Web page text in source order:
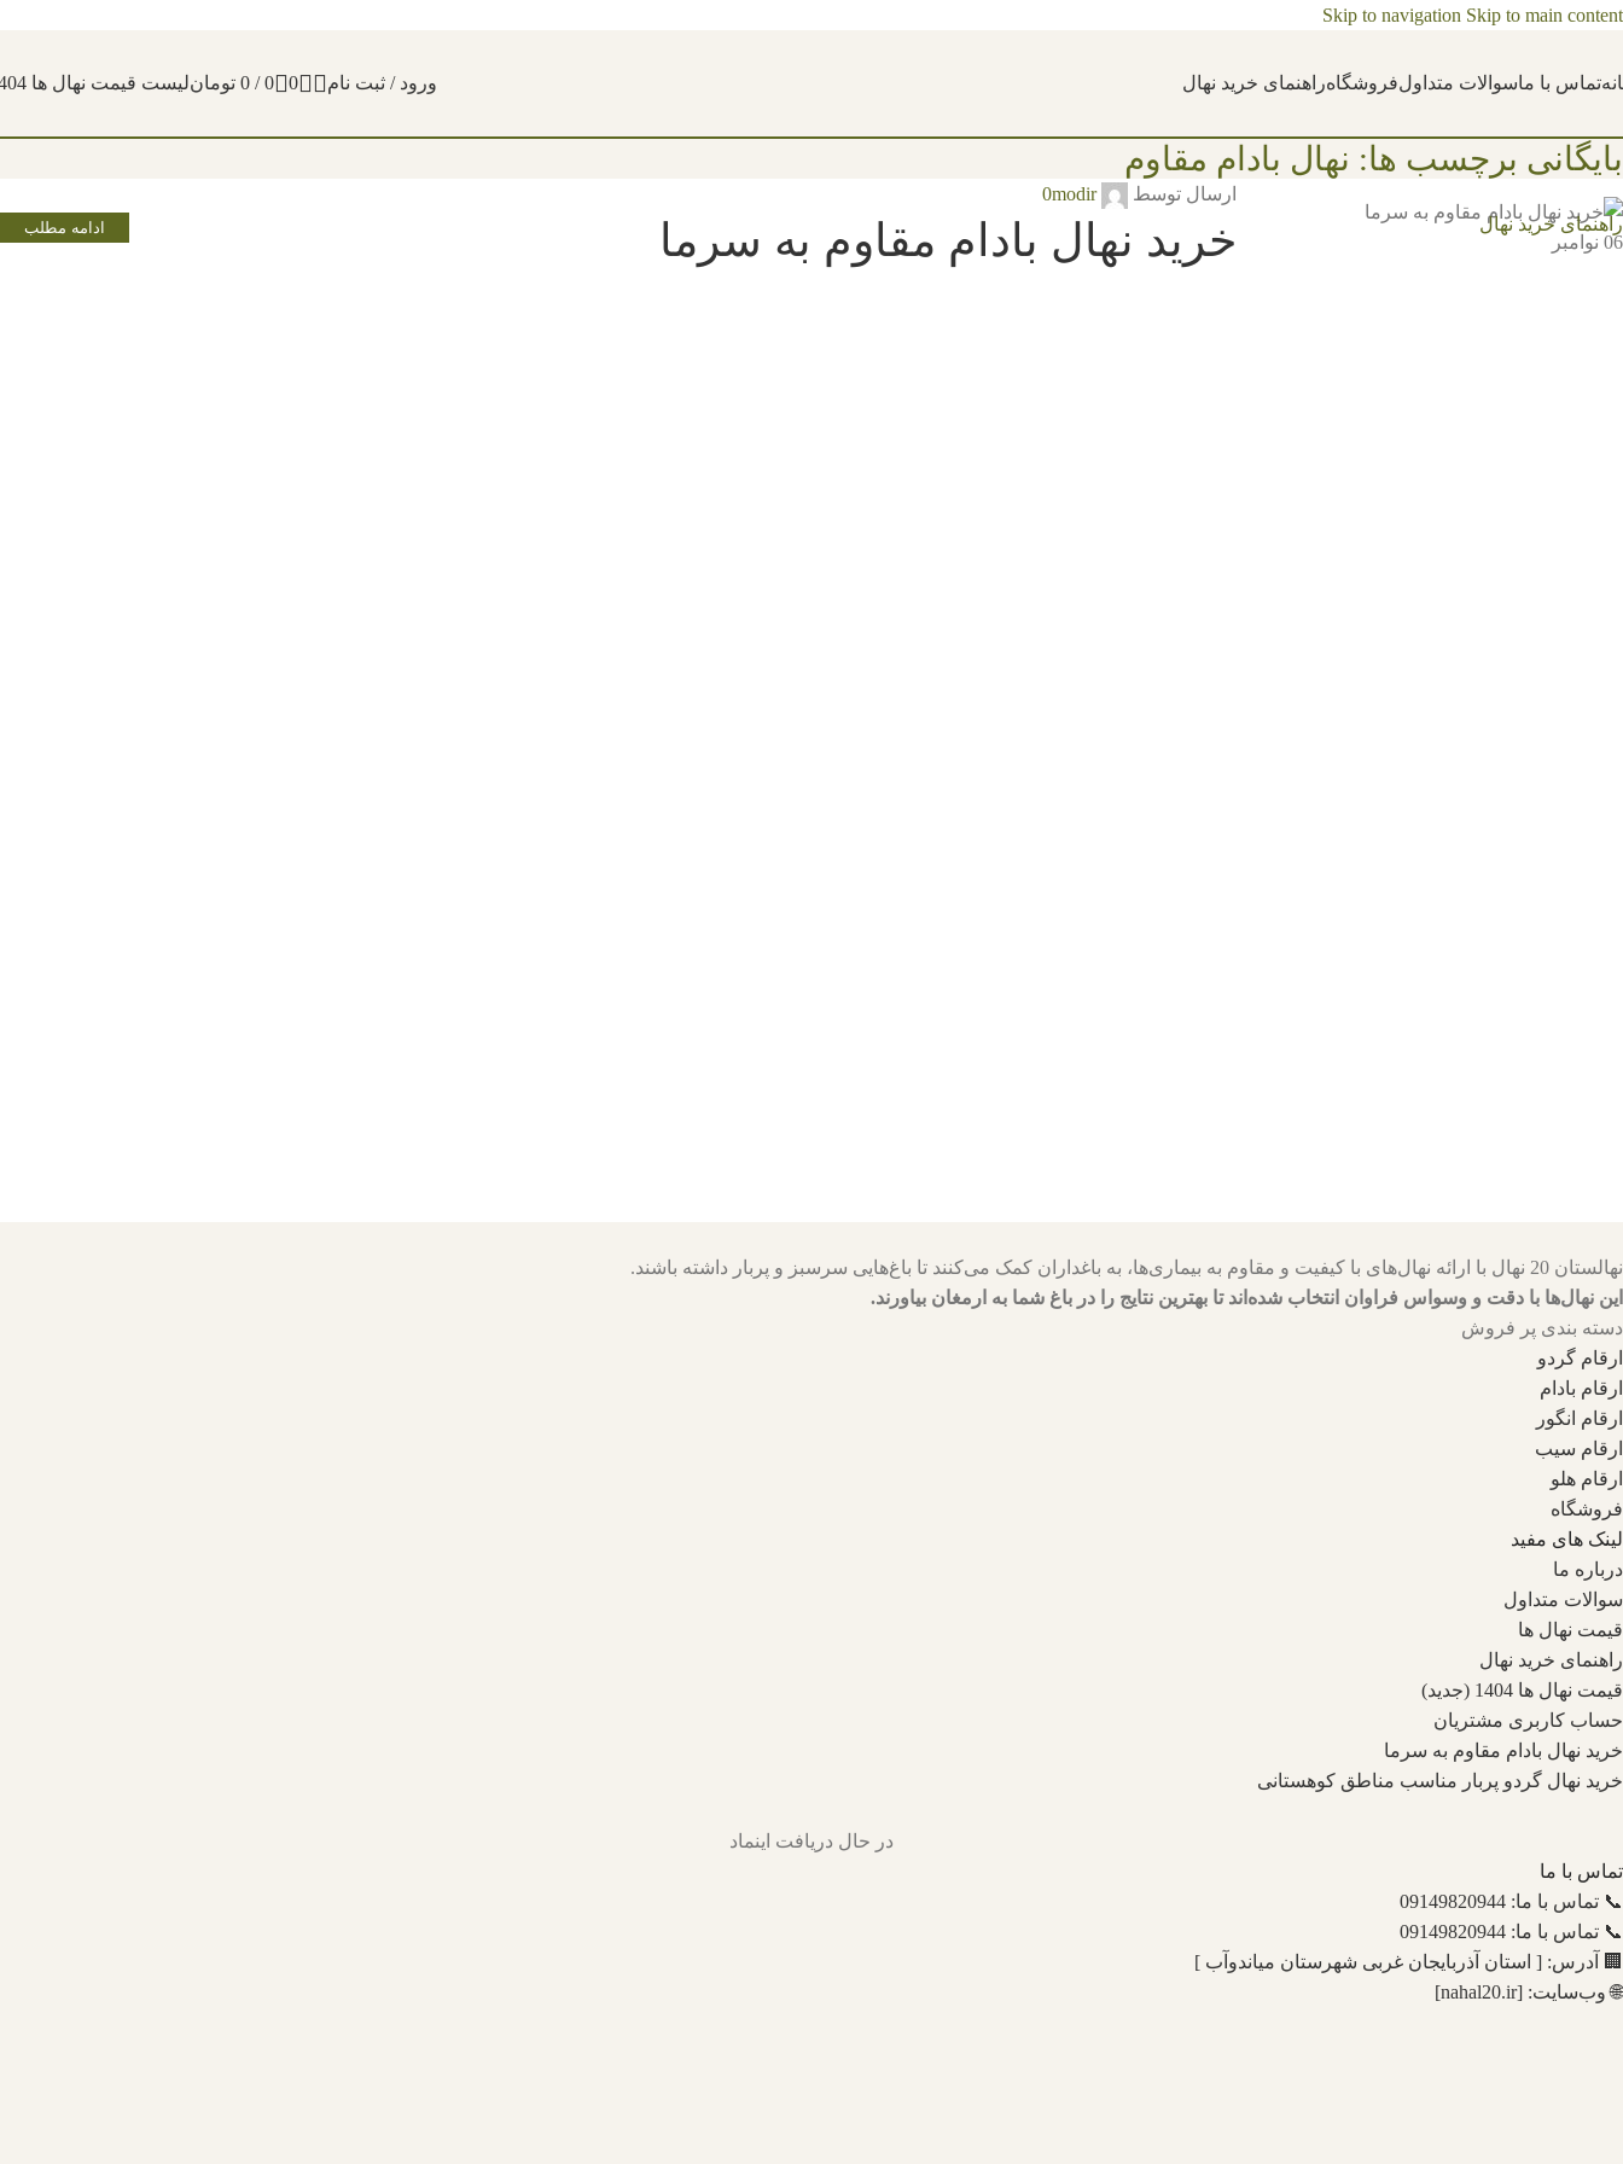
Skip to navigation Skip to main content
تماس با ماسوالات متداولفروشگاهراهنمای خرید نهال ورود / ثبت نام 0
0
/
0 تومانلیست قیمت نهال ها 1404
بایگانی برچسب ها: نهال بادام مقاوم
06 نوامبر
راهنمای خرید نهال
ارسال توسط modir
0
خرید نهال بادام مقاوم به سرما ادامه مطلب
نهالستان 20 نهال با ارائه نهال‌های با کیفیت و مقاوم به بیماری‌ها، به باغداران کمک می‌کنند تا باغ‌هایی سرسبز و پربار داشته باشند.
این نهال‌ها با دقت و وسواس فراوان انتخاب شده‌اند تا بهترین نتایج را در باغ شما به ارمغان بیاورند.
دسته بندی پر فروش
ارقام گردو
ارقام بادام
ارقام انگور
ارقام سیب
ارقام هلو
فروشگاه
لینک های مفید
درباره ما
سوالات متداول
قیمت نهال ها
راهنمای خرید نهال
قیمت نهال ها 1404 (جدید)
حساب کاربری مشتریان
خرید نهال بادام مقاوم به سرما
خرید نهال گردو پربار مناسب مناطق کوهستانی
در حال دریافت اینماد
تماس با ما
📞 تماس با ما: 09149820944
📞 تماس با ما: 09149820944
🏢 آدرس: [ استان آذربایجان غربی شهرستان میاندوآب ]
🌐 وب‌سایت: [nahal20.ir]